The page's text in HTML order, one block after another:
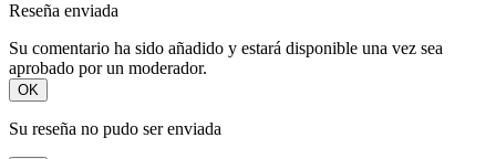
Reseña enviada
Su comentario ha sido añadido y estará disponible una vez sea
aprobado por un moderador.
OK
Su reseña no pudo ser enviada